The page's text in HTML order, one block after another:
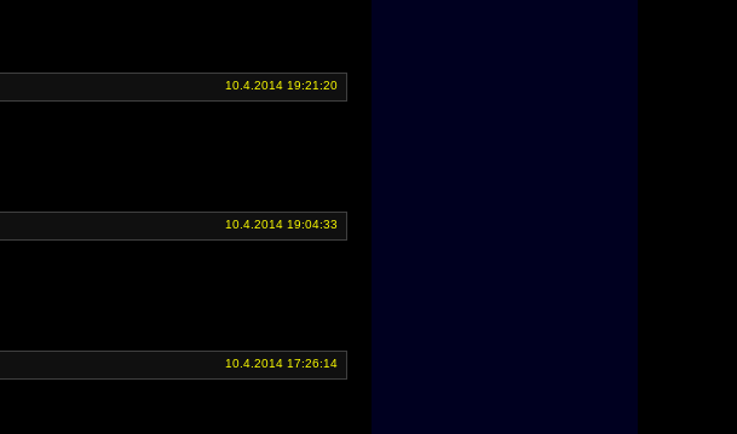
10.4.2014 19:21:20
10.4.2014 19:04:33
10.4.2014 17:26:14